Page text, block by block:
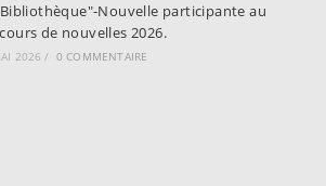
Nouvelle participante au
de nouvelles 2026.
2026 / 0 COMMENTAIRE